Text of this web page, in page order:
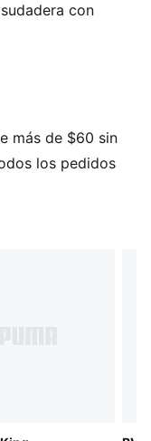
con
el legado de
atemporales con
un tributo a la
materiales
más de $60 sin
los pedidos